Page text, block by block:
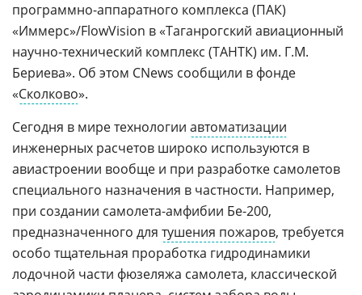
программно-аппаратного комплекса (ПАК)
«Иммерс»/FlowVision в «Таганрогский авиационный
научно-технический комплекс (ТАНТК) им. Г.М.
Бериева». Об этом CNews сообщили в фонде
«Сколково».
Сегодня в мире технологии автоматизации
инженерных расчетов широко используются в
авиастроении вообще и при разработке самолетов
специального назначения в частности. Например,
при создании самолета-амфибии Бе-200,
предназначенного для тушения пожаров, требуется
особо тщательная проработка гидродинамики
лодочной части фюзеляжа самолета, классической